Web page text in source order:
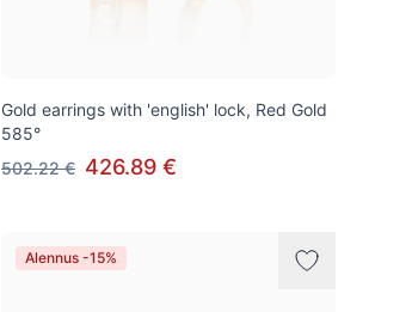
Gold earrings with 'english' lock, Red Gold
585°
502.22 € 426.89 €
Alennus -15%